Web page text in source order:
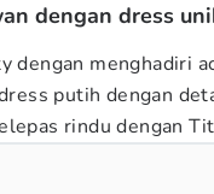
dengan dress
dengan menghadiri
putih dengan
rindu dengan